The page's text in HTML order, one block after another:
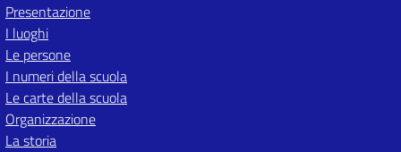
Presentazione
I luoghi
Le persone
I numeri della scuola
Le carte della scuola
Organizzazione
La storia